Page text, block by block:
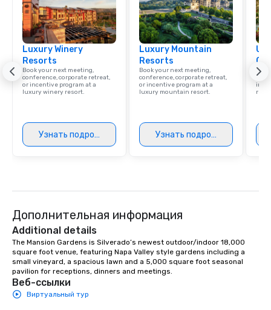
Luxury Winery
Resorts
Book your next meeting,
conference, corporate retreat,
or incentive program at a
luxury winery resort.
Узнать подробнее
Luxury Mountain
Resorts
Book your next meeting,
conference, corporate retreat,
or incentive program at a
luxury mountain resort.
Узнать подробнее
Find
Дополнительная информация
Additional details
The Mansion Gardens is Silverado’s newest outdoor/indoor 18,000
square foot venue, featuring Napa Valley style gardens including a
small vineyard, a spacious lawn and a 5,000 square foot seasonal
pavilion for receptions, dinners and meetings.
Веб-ссылки
Виртуальный тур